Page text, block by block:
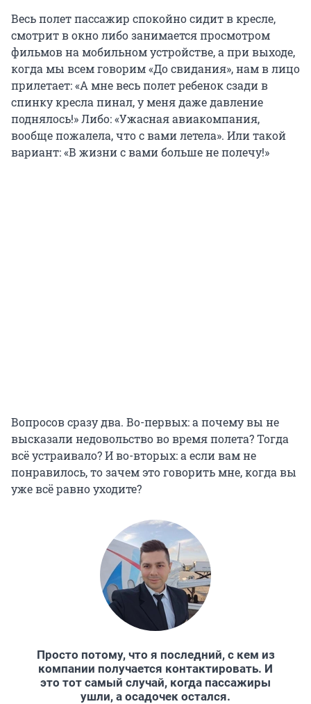
Весь полет пассажир спокойно сидит в кресле,
смотрит в окно либо занимается просмотром
фильмов на мобильном устройстве, а при выходе,
когда мы всем говорим «До свидания», нам в лицо
прилетает: «А мне весь полет ребенок сзади в
спинку кресла пинал, у меня даже давление
поднялось!» Либо: «Ужасная авиакомпания,
вообще пожалела, что с вами летела». Или такой
вариант: «В жизни с вами больше не полечу!»
Вопросов сразу два. Во-первых: а почему вы не
высказали недовольство во время полета? Тогда
всё устраивало? И во-вторых: а если вам не
понравилось, то зачем это говорить мне, когда вы
уже всё равно уходите?
Просто потому, что я последний, с кем из
компании получается контактировать. И
это тот самый случай, когда пассажиры
ушли, а осадочек остался.